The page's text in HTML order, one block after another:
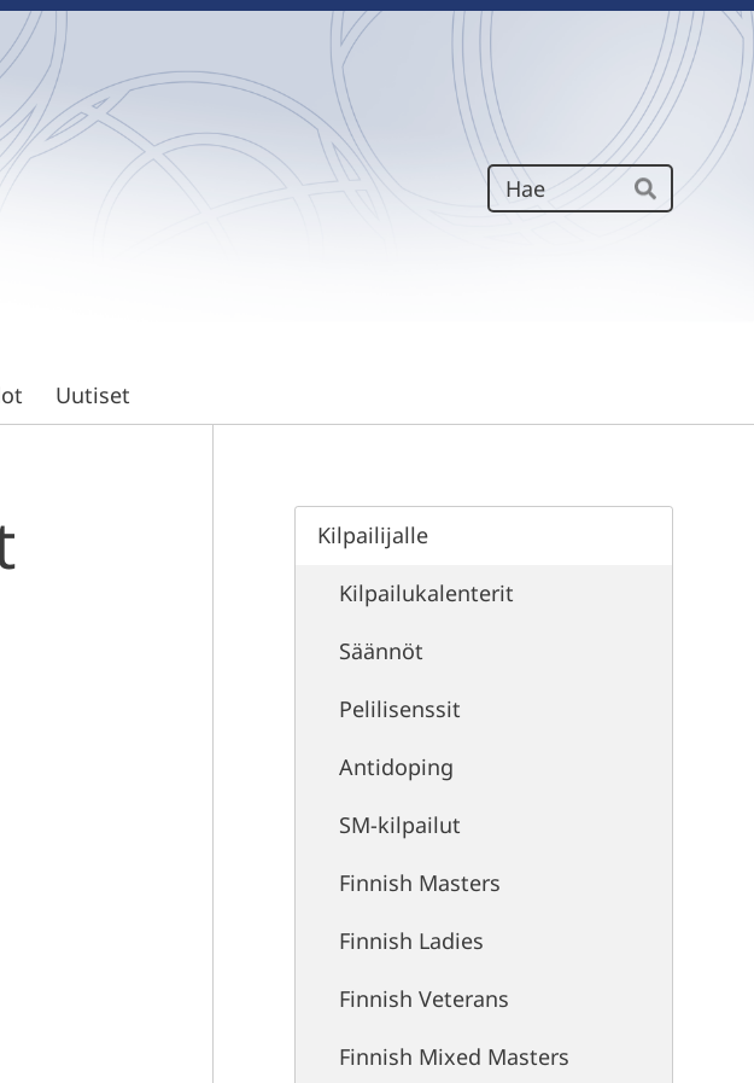
Haku
Hae
Uutiset
Kilpailijalle
Kilpailukalenterit
Säännöt
Pelilisenssit
Antidoping
SM-kilpailut
Finnish Masters
Finnish Ladies
Finnish Veterans
Finnish Mixed Masters